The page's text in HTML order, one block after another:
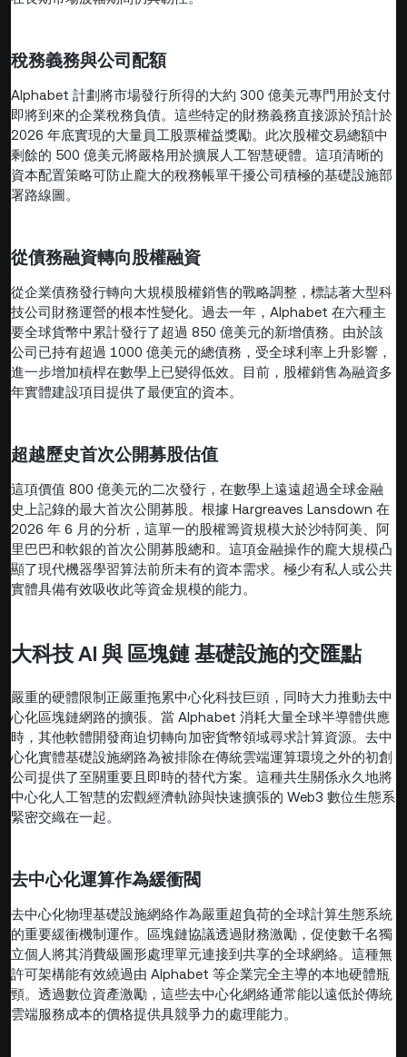
稅務義務與公司配額
Alphabet 計劃將市場發行所得的大約 300 億美元專門用於支付
即將到來的企業稅務負債。這些特定的財務義務直接源於預計於
2026 年底實現的大量員工股票權益獎勵。此次股權交易總額中
剩餘的 500 億美元將嚴格用於擴展人工智慧硬體。這項清晰的
資本配置策略可防止龐大的稅務帳單干擾公司積極的基礎設施部
署路線圖。
從債務融資轉向股權融資
從企業債務發行轉向大規模股權銷售的戰略調整，標誌著大型科
技公司財務運營的根本性變化。過去一年，Alphabet 在六種主
要全球貨幣中累計發行了超過 850 億美元的新增債務。由於該
公司已持有超過 1000 億美元的總債務，受全球利率上升影響，
進一步增加槓桿在數學上已變得低效。目前，股權銷售為融資多
年實體建設項目提供了最便宜的資本。
超越歷史首次公開募股估值
這項價值 800 億美元的二次發行，在數學上遠遠超過全球金融
史上記錄的最大首次公開募股。根據 Hargreaves Lansdown 在
2026 年 6 月的分析，這單一的股權籌資規模大於沙特阿美、阿
里巴巴和軟銀的首次公開募股總和。這項金融操作的龐大規模凸
顯了現代機器學習算法前所未有的資本需求。極少有私人或公共
實體具備有效吸收此等資金規模的能力。
大科技 AI 與 區塊鏈 基礎設施的交匯點
嚴重的硬體限制正嚴重拖累中心化科技巨頭，同時大力推動去中
心化區塊鏈網路的擴張。當 Alphabet 消耗大量全球半導體供應
時，其他軟體開發商迫切轉向加密貨幣領域尋求計算資源。去中
心化實體基礎設施網路為被排除在傳統雲端運算環境之外的初創
公司提供了至關重要且即時的替代方案。這種共生關係永久地將
中心化人工智慧的宏觀經濟軌跡與快速擴張的 Web3 數位生態系
緊密交織在一起。
去中心化運算作為緩衝閥
去中心化物理基礎設施網絡作為嚴重超負荷的全球計算生態系統
的重要緩衝機制運作。區塊鏈協議透過財務激勵，促使數千名獨
立個人將其消費級圖形處理單元連接到共享的全球網絡。這種無
許可架構能有效繞過由 Alphabet 等企業完全主導的本地硬體瓶
頸。透過數位資產激勵，這些去中心化網絡通常能以遠低於傳統
雲端服務成本的價格提供具競爭力的處理能力。